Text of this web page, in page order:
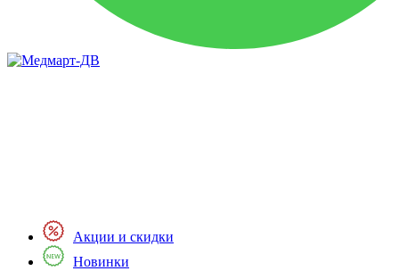
Акции и скидки
Новинки